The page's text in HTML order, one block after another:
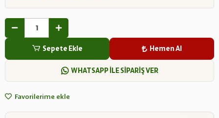
Sepete Ekle Hemen Al
WHATSAPP İLE SİPARİŞ VER
Favorilerime ekle